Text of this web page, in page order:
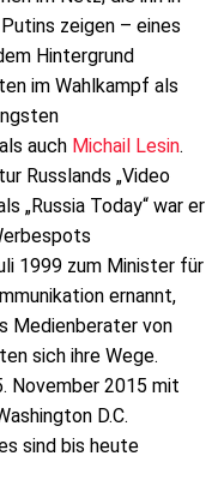
zeigen – eines
Hintergrund
im Wahlkampf als
auch Michail Lesin.
Russlands „Video
„Russia Today“ war er
1999 zum Minister für
ernannt,
Medienberater von
sich ihre Wege.
November 2015 mit
D.C.
sind bis heute